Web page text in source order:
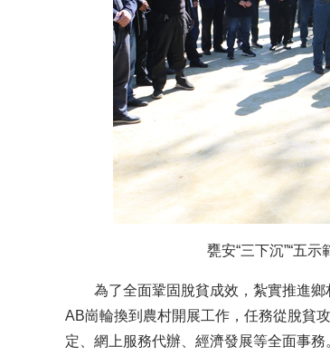
甕安“三下沉”“五
為了全面鞏固脫貧成效，紮實推進鄉
AB崗輪換到農村開展工作，任務從脫貧
定、網上服務代辦、經濟發展等全面